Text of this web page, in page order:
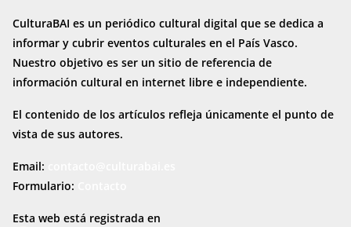
CulturaBAI es un periódico cultural digital que se dedica a
informar y cubrir eventos culturales en el País Vasco.
Nuestro objetivo es ser un sitio de referencia de
información cultural en internet libre e independiente.
El contenido de los artículos refleja únicamente el punto de
vista de sus autores.
Email:
Formulario:
Esta web está registrada en